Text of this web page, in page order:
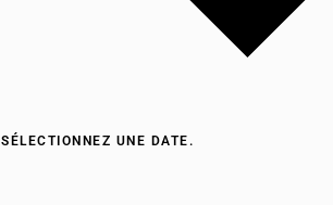
SÉLECTIONNEZ UNE DATE.